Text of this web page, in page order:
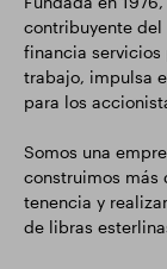
contribuyente del
financia
trabajo, impulsa
para los
Somos una
construimos más
tenencia y
de libras